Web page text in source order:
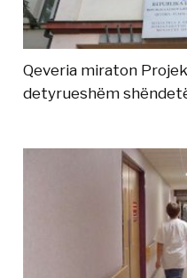
Qeveria miraton
detyrueshëm